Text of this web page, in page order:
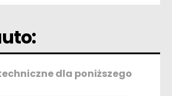
dla poniższego